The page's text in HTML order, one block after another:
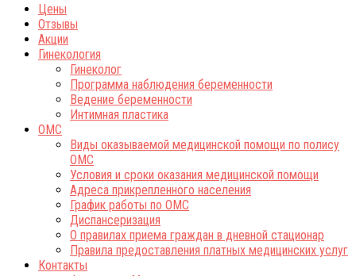
Цены
Отзывы
Акции
Гинекология
Гинеколог
Программа наблюдения беременности
Ведение беременности
Интимная пластика
ОМС
Виды оказываемой медицинской помощи по полису
ОМС
Условия и сроки оказания медицинской помощи
Адреса прикрепленного населения
График работы по ОМС
Диспансеризация
О правилах приема граждан в дневной стационар
Правила предоставления платных медицинских услуг
Контакты